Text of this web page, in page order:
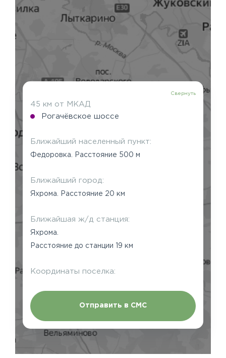
Свернуть
45 км от МКАД
Рогачёвское шоссе
Ближайший населенный пункт:
Федоровка. Расстояние 500 м
Ближайший город:
Яхрома. Расстояние 20 км
Ближайшая ж/д станция:
Яхрома.
Расстояние до станции 19 км
Координаты поселка:
Отправить в СМС